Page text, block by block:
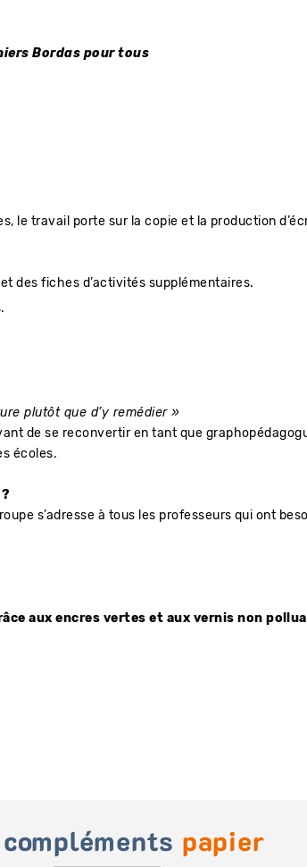
Bordas pour tous
le travail porte sur la copie et la production
des fiches d’activités supplémentaires.
plutôt que d’y remédier »
de se reconvertir en tant que
écoles.
s’adresse à tous les professeurs qui ont
aux encres vertes et aux vernis non
papier